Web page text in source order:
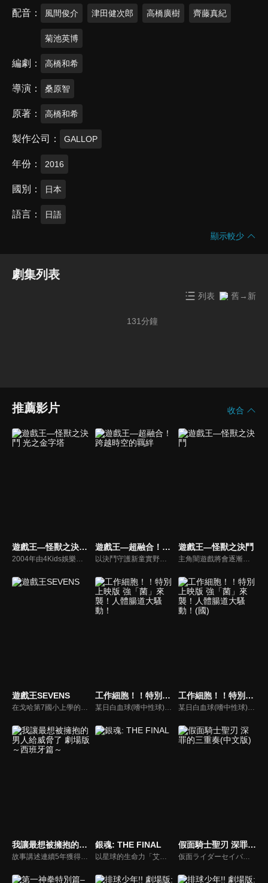
配音 風間俊介 津田健次郎 高橋廣樹 齊藤真紀
菊池英博
編劇 高橋和希
導演 桑原智
原著 高橋和希
製作公司 GALLOP
年份 2016
國別 日本
語言 日語
顯示較少
劇集列表
列表 舊→新
131分鐘
推薦影片 收合
遊戲王—怪獸之決鬥 光之金字塔
2004年由4Kids娛樂基於日本漫畫和動畫《遊戲王》，日美合作製作的動畫冒險奇幻電影。 講述了電視動畫《遊戲王－怪獸之決鬥》的主角在原劇集的戰鬥城市篇後開啟的一場新的冒險。
遊戲王—超融合！跨越時空的羈絆
以決鬥守護新童實野市的不動遊星，被為了毀滅世界從未來而來的神秘男子・帕拉杜克斯將自己的王牌怪獸星塵龍奪走。 為了挽救被毀滅的未來，帕拉杜克斯從未來回到過去並企圖改變歷史，藉著殺死貝卡斯，讓戰鬥怪獸的歷史被抹滅。
遊戲王—怪獸之決鬥
主角闇遊戲將會逐漸揭開自己身世之謎，並與與宿命中的敵人們展開決戰！隨著千年寶物逐漸收集完畢，找回了失去的記憶；了解自己到底是什麼人之後─到底是要繼續與同伴一起留在現世呢？抑或是回歸遙遠的埃及大地，和過去的伙伴一同長眠於歷史洪流中呢？
遊戲王SEVENS
在戈哈第7國小上學的王道游我，把自己的發明命名為“道（ロード）”，是個每天都對各種道進行開發的國小5年級生。游我對大人們管理的決鬥感到無趣，他創出了誰都能樂在其中的新規則。某一天，從隔壁班的盧克那裡傳出了關於“決鬥王”的傳聞。然而當興致勃勃的游我和盧克到達目的地時卻發現早有人在，那塊似乎擁有特殊意義的石碑前出現了神秘的人物……
工作細胞！！特別上映版 強「菌」來襲！人體腸道大騷動！
某日白血球(嗜中性球)與紅血球，遇見了收留迷路乳酸菌的一般細胞。為了將乳酸菌護送至同伴所在的的方，白血球與一般細胞朝著腸子前進。然而他們卻與來者不善的最強敵人重逢。「我和你們誰是正義的一方，趁這次弄個清楚吧」再次現身的癌細胞。以及遭到壞菌破壞的腸內環境。體內遭遇前所未有的大危機？！
工作細胞！！特別上映版 強「菌」來襲！人體腸道大騷動！(國)
某日白血球(嗜中性球)與紅血球，遇見了收留迷路乳酸菌的一般細胞。為了將乳酸菌護送至同伴所在的的方，白血球與一般細胞朝著腸子前進。然而他們卻與來者不善的最強敵人重逢。「我和你們誰是正義的一方，趁這次弄個清楚吧」再次現身的癌細胞。以及遭到壞菌破壞的腸內環境。體內遭遇前所未有的大危機？！
我讓最想被擁抱的男人給威脅了 劇場版～西班牙篇～ 銀魂: THE FINAL
以星球的生命力「艾特納」能量誕生的魔人「虛」，在長久的歲月中輪迴重生，是不老不死的怪物。一度短暫顯現的人格是曾經開設松下村塾，引導幼年銀時等人的老師：吉田松陽。為了輔助銀時等人，新八、神樂、真選組、歌舞伎町的人們，甚至連過往的勁敵都將參戰！
假面騎士聖刃 深罪的三重奏(中文版)
仮面ライダーセイバー 深罪の三重奏